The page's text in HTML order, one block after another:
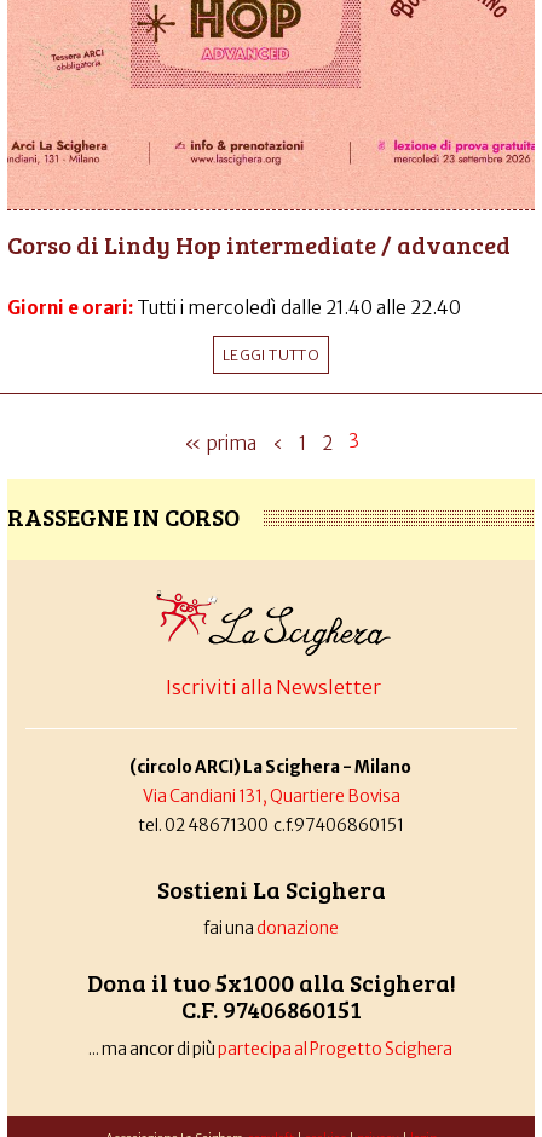
Corso di Lindy Hop intermediate / advanced
Giorni e orari: Tutti i mercoledì dalle 21.40 alle 22.40
LEGGI TUTTO
« prima ‹ 1 2 3
RASSEGNE IN CORSO
Iscriviti alla Newsletter
(circolo ARCI) La Scighera - Milano
Via Candiani 131, Quartiere Bovisa
tel. 02 48671300 c.f.97406860151
Sostieni La Scighera
fai unadonazione
Dona il tuo 5x1000 alla Scighera!
C.F. 97406860151
... ma ancor di piùpartecipa al Progetto Scighera